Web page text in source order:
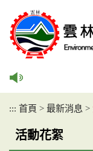
::: 首頁 > 最新消息 >
活動花絮